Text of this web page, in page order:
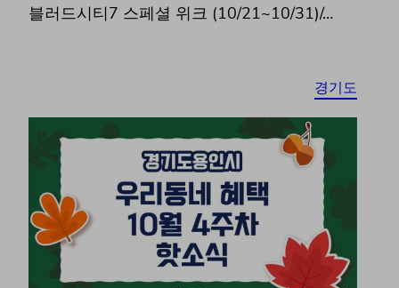
블러드시티7 스페셜 위크 (10/21~10/31)/…
경기도